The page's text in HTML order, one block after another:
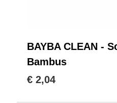
BAYBA CLEAN -
Bambus
€ 2,04